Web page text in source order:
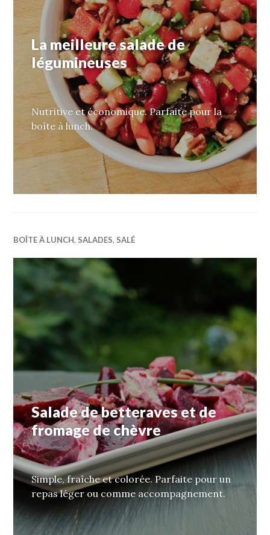
La meilleure salade de
légumineuses
Nutritive et économique. Parfaite pour la
boîte à lunch.
BOÎTE À LUNCH, SALADES, SALÉ
Salade de betteraves et de
fromage de chèvre
Simple, fraîche et colorée. Parfaite pour un
repas léger ou comme accompagnement.